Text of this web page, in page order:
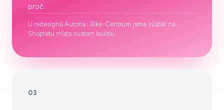
proč.
U redesignů Autoria i Bike-Centrum jsme zůstali na
Shoptetu místo custom buildu.
03